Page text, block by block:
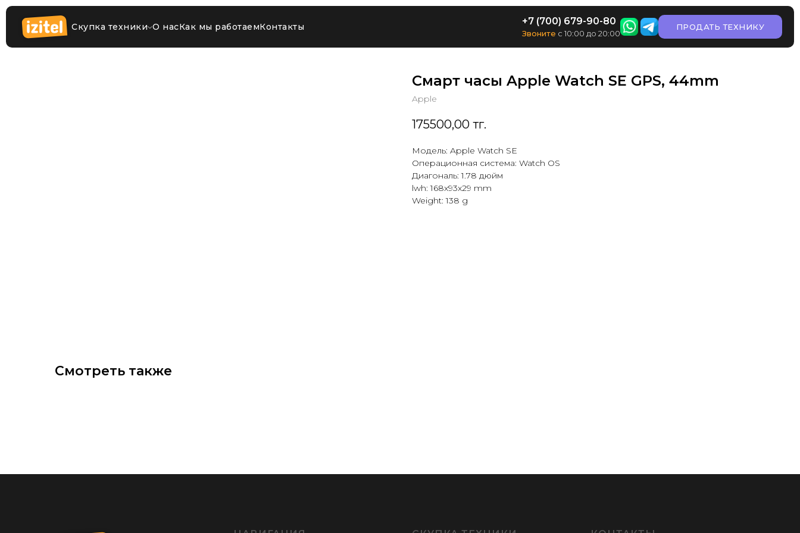
Скупка техники О насКак мы работаемКонтакты +7 (700) 679-90-80
Звоните с 10:00 до 20:00
ПРОДАТЬ ТЕХНИКУ
Смарт часы Apple Watch SE GPS, 44mm
Apple
175500,00 тг.
Модель: Apple Watch SE
Операционная система: Watch OS
Диагональ: 1.78 дюйм
lwh: 168x93x29 mm
Weight: 138 g
Смотреть также